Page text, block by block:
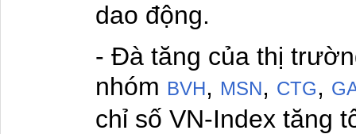
dao động.
- Đà tăng của thị
nhóm BVH, MSN, CTG,
chỉ số VN-Index tăng